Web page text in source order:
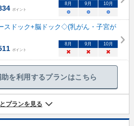
ポイント
8 月 9 月 10月
○ ○ ○
スドック+脳ドック◇(乳がん・子宮が
ポイント
8 月 9 月 10月
× × ×
を利用するプランはこちら
プランを見る